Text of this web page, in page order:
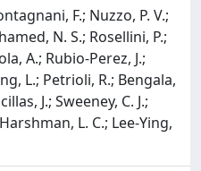
F.; Nuzzo, P. V.;
N. S.; Rosellini, P.;
A.; Rubio-Perez, J.;
L.; Petrioli, R.; Bengala,
J.; Sweeney, C. J.;
L. C.; Lee-Ying,